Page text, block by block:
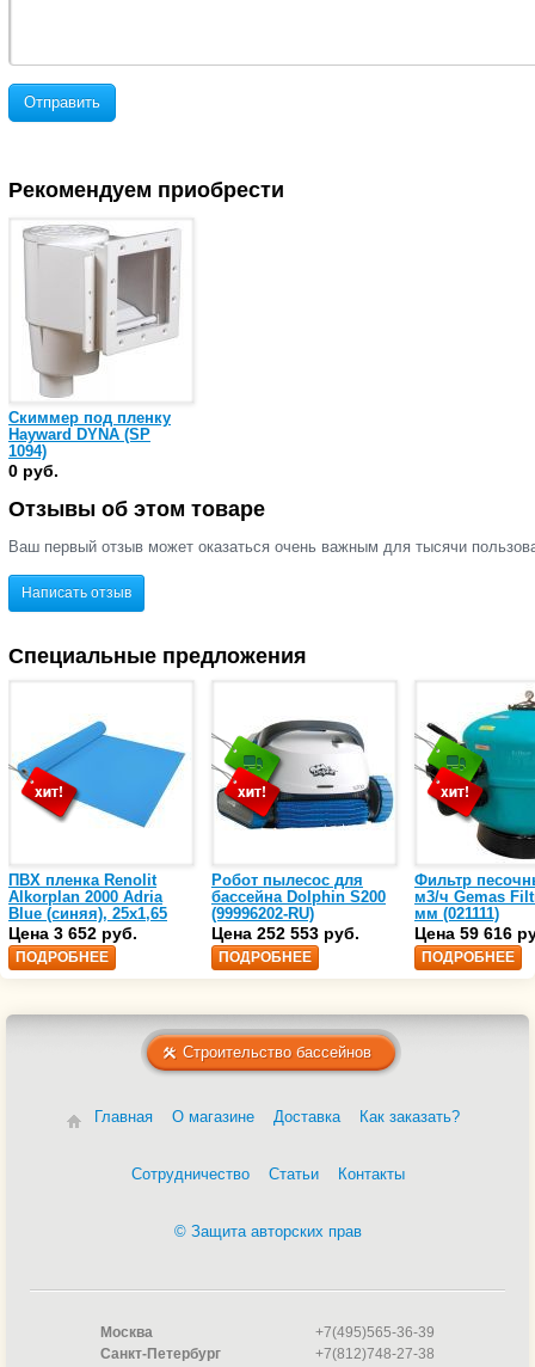
Отправить
Рекомендуем приобрести
Скиммер под пленку
Hayward DYNA (SP
1094)
0 руб.
Отзывы об этом товаре
Ваш первый отзыв может оказаться очень важным для тысячи
Написать отзыв
Специальные предложения
ПВХ пленка Renolit
Alkorplan 2000 Adria
Blue (синяя), 25х1,65
(35216203)
Цена 3 652 руб.
ПОДРОБНЕЕ
Робот пылесос для
бассейна Dolphin S200
(99996202-RU)
Цена 252 553 руб.
ПОДРОБНЕЕ
Фильтр
м3/ч Gemas
мм (021111)
Цена 59 616
ПОДРОБНЕЕ
Строительство бассейнов
Главная О магазине Доставка Как заказать?
Сотрудничество Статьи Контакты
© Защита авторских прав
Москва
+7(495)565-36-39
Санкт-Петербург
+7(812)748-27-38